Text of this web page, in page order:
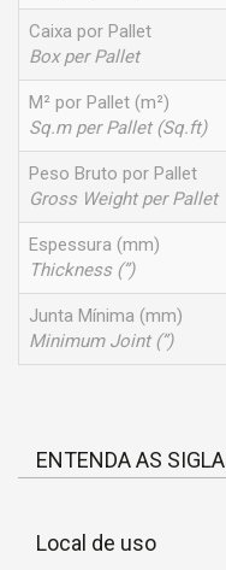
Caixa por Pallet
Box per Pallet
M² por Pallet (m²)
Sq.m per Pallet (Sq.ft)
Peso Bruto por Pallet
Gross Weight per Pallet
Espessura (mm)
Thickness (”)
Junta Mínima (mm)
Minimum Joint (”)
ENTENDA AS
Local de uso